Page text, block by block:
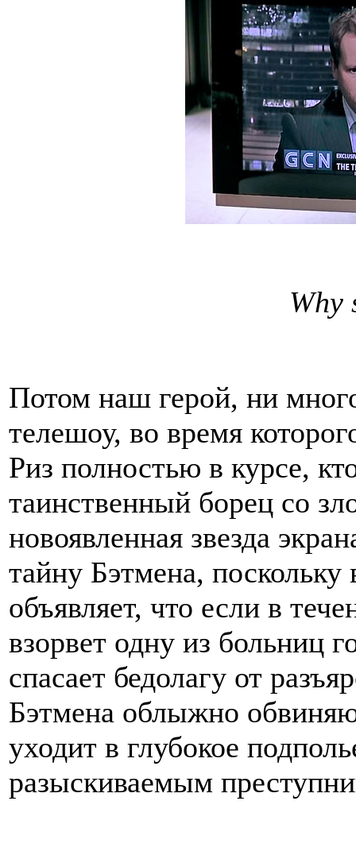
Why
Потом наш герой, ни
телешоу, во время
Риз полностью в курсе,
таинственный борец со
новоявленная звезда
тайну Бэтмена,
объявляет, что если в
взорвет одну из больниц
спасает бедолагу от
Бэтмена облыжно
уходит в глубокое
разыскиваемым